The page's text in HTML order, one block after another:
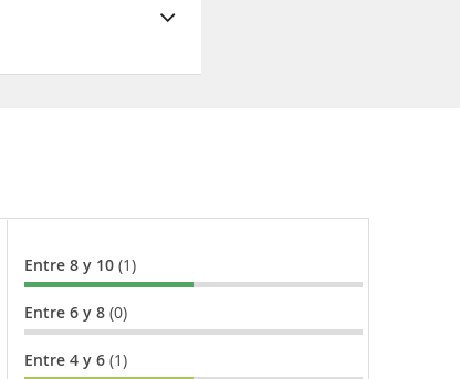
Entre 8 y 10 (1)
Entre 6 y 8 (0)
Entre 4 y 6 (1)